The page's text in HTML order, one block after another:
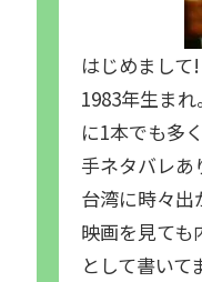
はじめまし
1983年生ま
に1本でも多
手ネタバレあ
台湾に時々出
映画を見ても
として書いて